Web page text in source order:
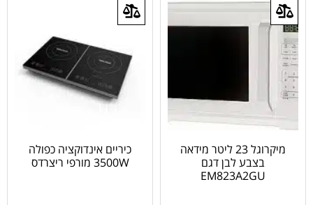
מיקרוגל 23 ליטר מידאה
בצבע לבן דגם
EM823A2GU
כיריים אינדוקציה כפולה
3500W מורפי ריצרדס